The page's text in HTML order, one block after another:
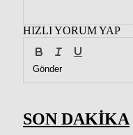
HIZLI YORUM YAP
Gönder
SON DAKİKA